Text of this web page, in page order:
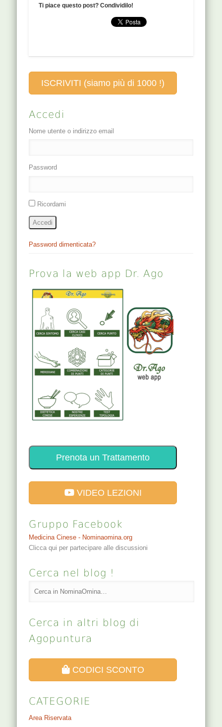
collegato alla…
l’osso della
capitale si
riferisce alle
nome…
perpendicolare,
verso 42ST, che
Ti piace questo post? Condividilo!
ISCRIVITI (siamo più di 1000 !)
Accedi
Nome utente o indirizzo email
Password
Ricordami
Accedi
Password dimenticata?
Prova la web app Dr. Ago
Prenota un Trattamento
VIDEO LEZIONI
Gruppo Facebook
Medicina Cinese - Nominaomina.org
Clicca qui per partecipare alle discussioni
Cerca nel blog !
Cerca in altri blog di
Agopuntura
CODICI SCONTO
CATEGORIE
Area Riservata